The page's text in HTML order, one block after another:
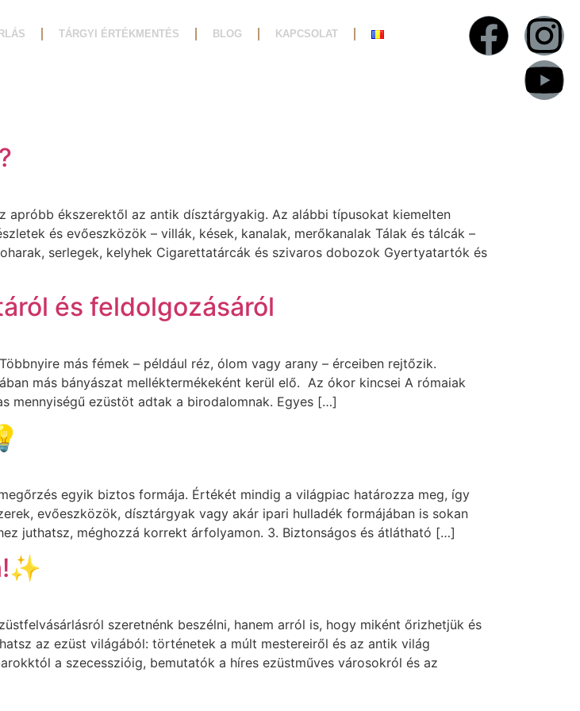
TÁRGYI ÉRTÉKMENTÉS BLOG KAPCSOLAT
apróbb ékszerektől az antik dísztárgyakig. Az alábbi típusokat kiemelten
és evőeszközök – villák, kések, kanalak, merőkanalak Tálak és tálcák –
serlegek, kelyhek Cigarettatárcák és szivaros dobozok Gyertyatartók és
és feldolgozásáról
más fémek – például réz, ólom vagy arany – érceiben rejtőzik.
más bányászat melléktermékeként kerül elő. Az ókor kincsei A rómaiak
mennyiségű ezüstöt adtak a birodalomnak. Egyes […]
egyik biztos formája. Értékét mindig a világpiac határozza meg, így
evőeszközök, dísztárgyak vagy akár ipari hulladék formájában is sokan
juthatsz, méghozzá korrekt árfolyamon. 3. Biztonságos és átlátható […]
szeretnénk beszélni, hanem arról is, hogy miként őrizhetjük és
az ezüst világából: történetek a múlt mestereiről és az antik világ
a szecesszióig, bemutatók a híres ezüstműves városokról és az